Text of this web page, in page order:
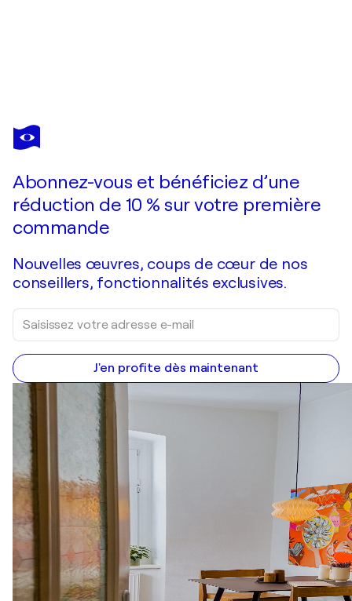
YAMUNA ALFAMBRAS
We Like Your Heart
Abonnez-vous et bénéficiez d’une
réduction de 10 % sur votre première
commande
Nouvelles œuvres, coups de cœur de nos
conseillers, fonctionnalités exclusives.
J'en profite dès maintenant